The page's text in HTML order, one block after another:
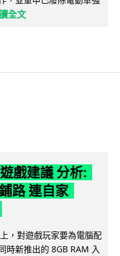
全文
戲建議 分析:
路 連自家
，對遊戲玩家要為電腦配
時新推出的 8GB RAM 入